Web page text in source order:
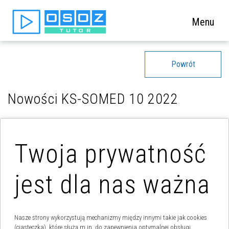
Menu
Powrót
Nowości KS-SOMED 10 2022
Twoja prywatność
jest dla nas ważna
Nasze strony wykorzystują mechanizmy między innymi takie jak cookies
(ciasteczka), które służą m.in. do zapewnienia optymalnej obsługi